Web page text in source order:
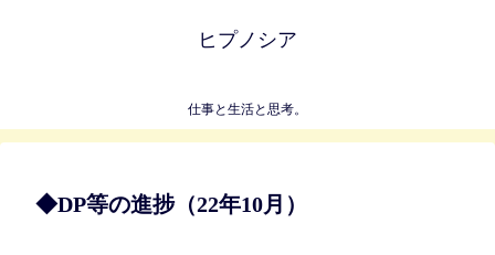
ヒプノシア
仕事と生活と思考。
◆DP等の進捗（22年10月）